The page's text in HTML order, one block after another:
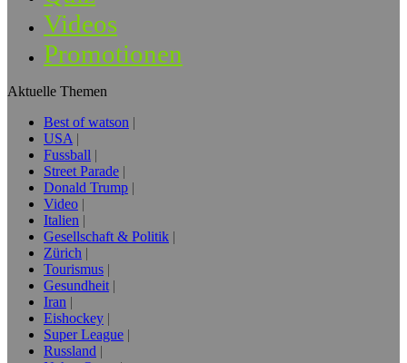
Videos
Promotionen
Aktuelle Themen
Best of watson
USA
Fussball
Street Parade
Donald Trump
Video
Italien
Gesellschaft & Politik
Zürich
Tourismus
Gesundheit
Iran
Eishockey
Super League
Russland